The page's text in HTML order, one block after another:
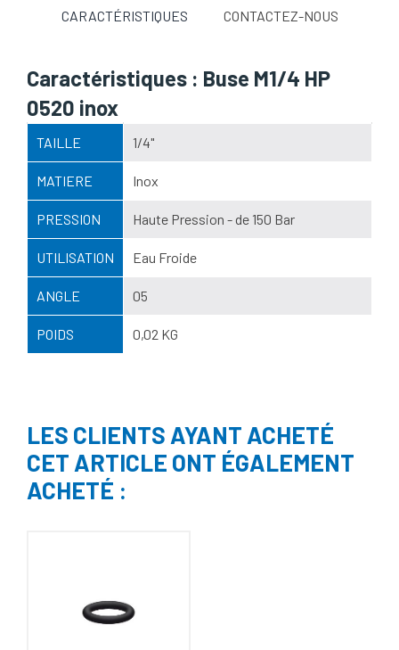
CARACTÉRISTIQUES CONTACTEZ-NOUS
Caractéristiques : Buse M1/4 HP
0520 inox
TAILLE 1/4"
MATIERE Inox
PRESSION Haute Pression - de 150 Bar
UTILISATION Eau Froide
ANGLE 05
POIDS 0,02 KG
LES CLIENTS AYANT ACHETÉ
CET ARTICLE ONT ÉGALEMENT
ACHETÉ :